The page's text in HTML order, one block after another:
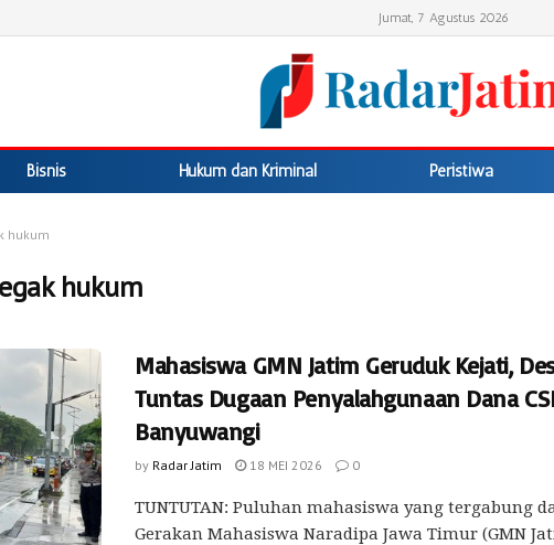
Jumat, 7 Agustus 2026
Bisnis Hukum dan Kriminal Peristiwa
hukum
hukum
Mahasiswa GMN Jatim Geruduk Kejati,
Tuntas Dugaan Penyalahgunaan Dana
Banyuwangi
by Radar Jatim 18 MEI 2026 0
TUNTUTAN: Puluhan mahasiswa yang tergabung
Gerakan Mahasiswa Naradipa Jawa Timur (GMN